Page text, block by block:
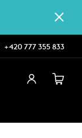
+420 777 355 833